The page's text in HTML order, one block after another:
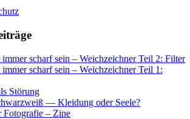
immer scharf sein – Weichzeichner Teil 2: Filter
immer scharf sein – Weichzeichner Teil 1:
Störung
— Kleidung oder Seele?
Fotografie – Zine